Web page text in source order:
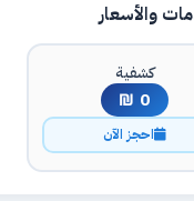
والأسعار
كشفية
0 ₪
احجز الآن